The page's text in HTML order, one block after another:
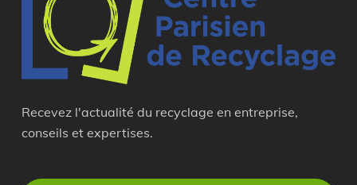
Recevez l'actualité du recyclage en entreprise,
conseils et expertises.